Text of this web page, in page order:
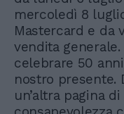
mercoledì 8
Mastercard e da
vendita
celebrare 50
nostro presente.
un’altra pagina